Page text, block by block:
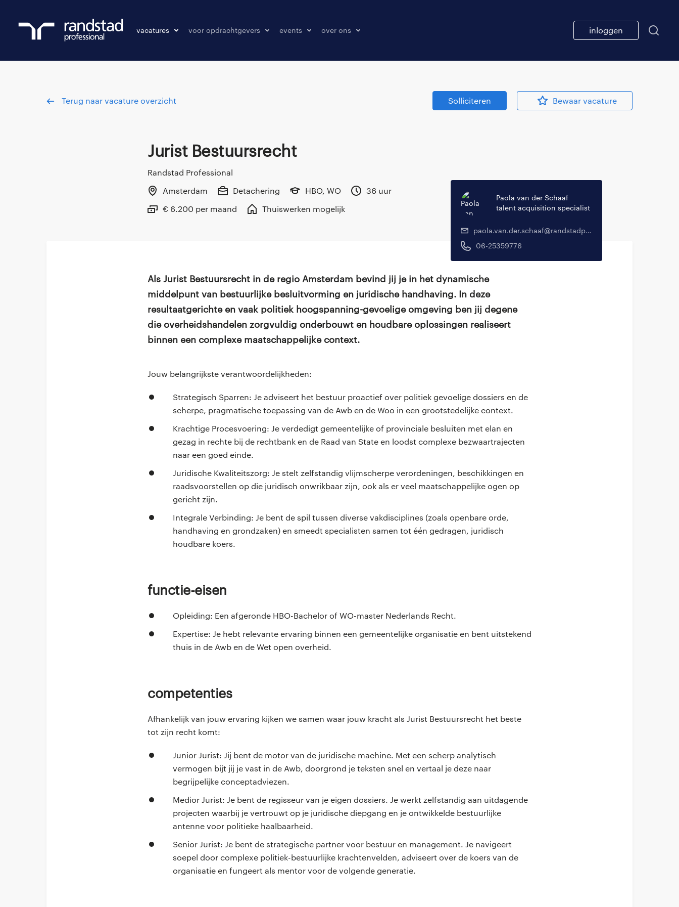
vacatures voor opdrachtgevers events over ons inloggen
Terug naar vacature overzicht Solliciteren Bewaar vacature
Jurist Bestuursrecht
Randstad Professional
Amsterdam
Detachering HBO, WO
36 uur
€ 6.200 per maand
Thuiswerken mogelijk
Paola van der Schaaf
talent acquisition specialist
paola.van.der.schaaf@randstadprofessional.nl
06-25359776
Als Jurist Bestuursrecht in de regio Amsterdam bevind jij je in het dynamische
middelpunt van bestuurlijke besluitvorming en juridische handhaving. In deze
resultaatgerichte en vaak politiek hoogspanning-gevoelige omgeving ben jij degene
die overheidshandelen zorgvuldig onderbouwt en houdbare oplossingen realiseert
binnen een complexe maatschappelijke context.
Jouw belangrijkste verantwoordelijkheden:
Strategisch Sparren: Je adviseert het bestuur proactief over politiek gevoelige dossiers en de
scherpe, pragmatische toepassing van de Awb en de Woo in een grootstedelijke context.
Krachtige Procesvoering: Je verdedigt gemeentelijke of provinciale besluiten met elan en
gezag in rechte bij de rechtbank en de Raad van State en loodst complexe bezwaartrajecten
naar een goed einde.
Juridische Kwaliteitszorg: Je stelt zelfstandig vlijmscherpe verordeningen, beschikkingen en
raadsvoorstellen op die juridisch onwrikbaar zijn, ook als er veel maatschappelijke ogen op
gericht zijn.
Integrale Verbinding: Je bent de spil tussen diverse vakdisciplines (zoals openbare orde,
handhaving en grondzaken) en smeedt specialisten samen tot één gedragen, juridisch
houdbare koers.
Functie-eisen
Opleiding: Een afgeronde HBO-Bachelor of WO-master Nederlands Recht.
Expertise: Je hebt relevante ervaring binnen een gemeentelijke organisatie en bent uitstekend
thuis in de Awb en de Wet open overheid.
Competenties
Afhankelijk van jouw ervaring kijken we samen waar jouw kracht als Jurist Bestuursrecht het beste
tot zijn recht komt:
Junior Jurist: Jij bent de motor van de juridische machine. Met een scherp analytisch
vermogen bijt jij je vast in de Awb, doorgrond je teksten snel en vertaal je deze naar
begrijpelijke conceptadviezen.
Medior Jurist: Je bent de regisseur van je eigen dossiers. Je werkt zelfstandig aan uitdagende
projecten waarbij je vertrouwt op je juridische diepgang en je ontwikkelde bestuurlijke
antenne voor politieke haalbaarheid.
Senior Jurist: Je bent de strategische partner voor bestuur en management. Je navigeert
soepel door complexe politiek-bestuurlijke krachtenvelden, adviseert over de koers van de
organisatie en fungeert als mentor voor de volgende generatie.